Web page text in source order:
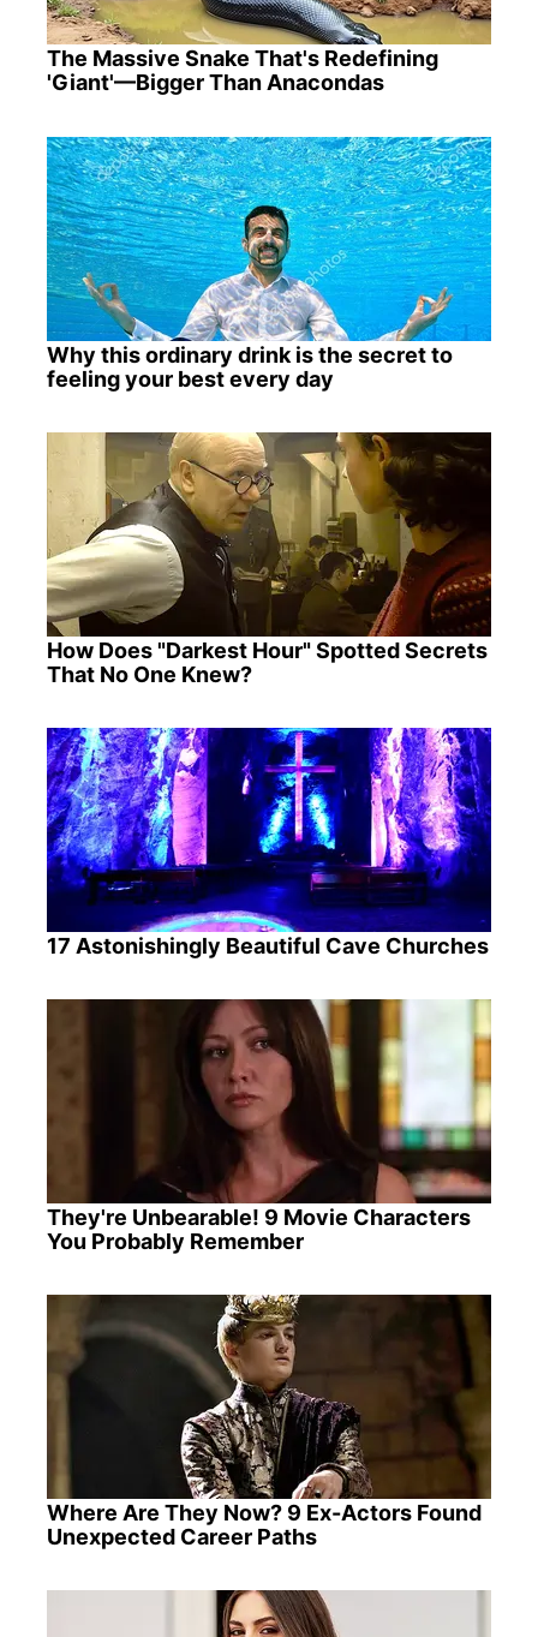
The Massive Snake That's Redefining
'Giant'—Bigger Than Anacondas
Why this ordinary drink is the secret to
feeling your best every day
How Does "Darkest Hour" Spotted Secrets
That No One Knew?
17 Astonishingly Beautiful Cave Churches
They're Unbearable! 9 Movie Characters
You Probably Remember
Where Are They Now? 9 Ex-Actors Found
Unexpected Career Paths